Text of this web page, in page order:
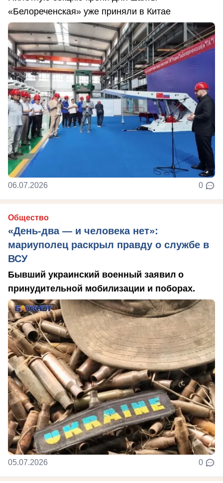
«Белореченская» уже приняли в Китае
06.07.2026 0
Общество
«День-два — и человека нет»:
мариуполец раскрыл правду о службе в
ВСУ
Бывший украинский военный заявил о
принудительной мобилизации и поборах.
05.07.2026 0